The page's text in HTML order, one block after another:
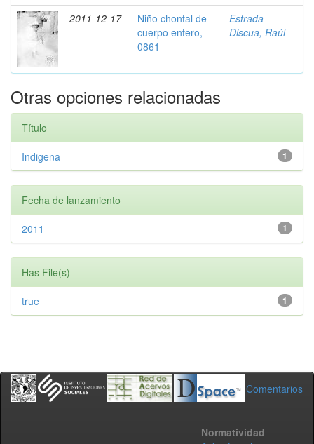
2011-12-17
Niño chontal de
cuerpo entero,
0861
Estrada
Discua, Raúl
Otras opciones relacionadas
Título
1
Indigena
Fecha de lanzamiento
1
2011
Has File(s)
1
true
Comentarios
Normatividad